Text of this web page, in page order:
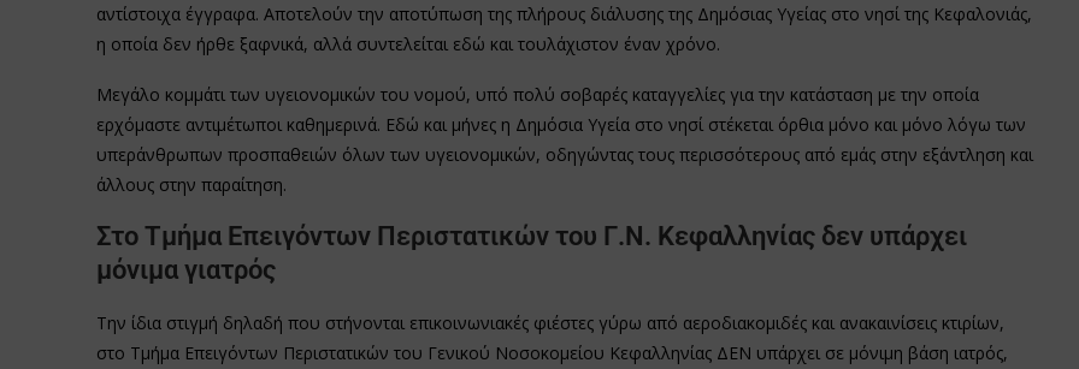
αντίστοιχα έγγραφα. Αποτελούν την αποτύπωση της πλήρους διάλυσης της Δημόσιας Υγείας στο νησί της Κεφαλονιάς,
η οποία δεν ήρθε ξαφνικά, αλλά συντελείται εδώ και τουλάχιστον έναν χρόνο.
Μεγάλο κομμάτι των υγειονομικών του νομού, υπό πολύ σοβαρές καταγγελίες για την κατάσταση με την οποία
ερχόμαστε αντιμέτωποι καθημερινά. Εδώ και μήνες η Δημόσια Υγεία στο νησί στέκεται όρθια μόνο και μόνο λόγω των
υπεράνθρωπων προσπαθειών όλων των υγειονομικών, οδηγώντας τους περισσότερους από εμάς στην εξάντληση και
άλλους στην παραίτηση.
Στο Τμήμα Επειγόντων Περιστατικών του Γ.Ν. Κεφαλληνίας δεν υπάρχει
μόνιμα γιατρός
Την ίδια στιγμή δηλαδή που στήνονται επικοινωνιακές φιέστες γύρω από αεροδιακομιδές και ανακαινίσεις κτιρίων,
στο Τμήμα Επειγόντων Περιστατικών του Γενικού Νοσοκομείου Κεφαλληνίας ΔΕΝ υπάρχει σε μόνιμη βάση ιατρός,